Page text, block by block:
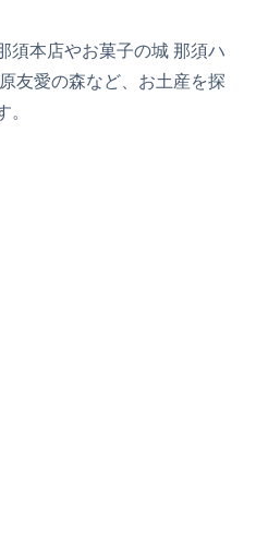
須本店やお菓子の城 那須ハ
友愛の森など、お土産を探
。